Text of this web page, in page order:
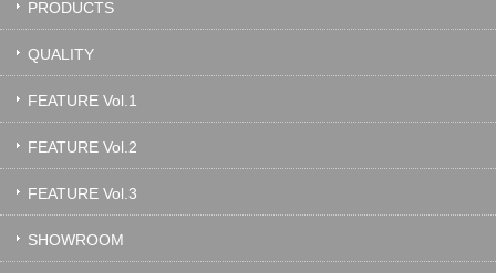
PRODUCTS
QUALITY
FEATURE Vol.1
FEATURE Vol.2
FEATURE Vol.3
SHOWROOM